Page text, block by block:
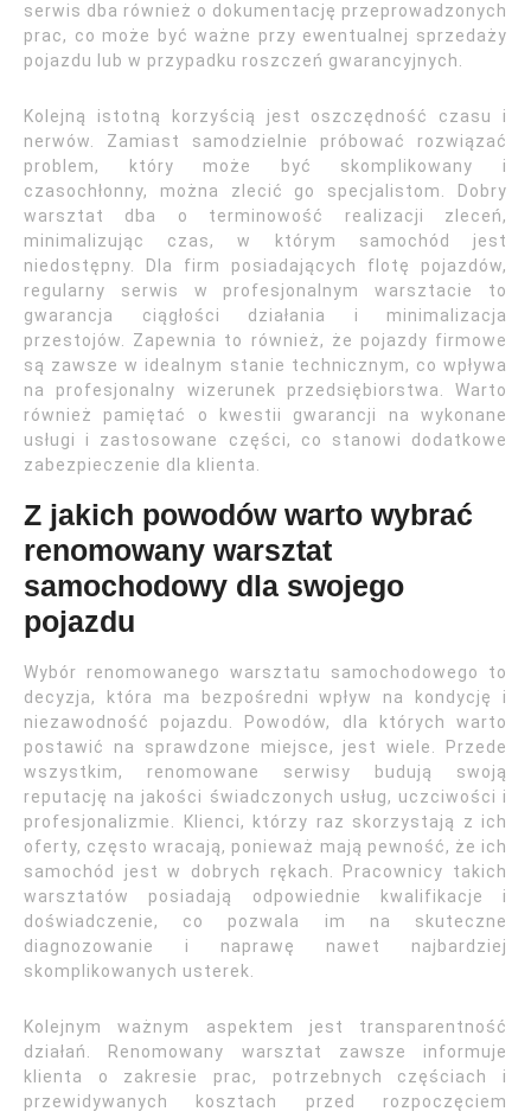
serwis dba również o dokumentację przeprowadzonych
prac, co może być ważne przy ewentualnej sprzedaży
pojazdu lub w przypadku roszczeń gwarancyjnych.
Kolejną istotną korzyścią jest oszczędność czasu i
nerwów. Zamiast samodzielnie próbować rozwiązać
problem, który może być skomplikowany i
czasochłonny, można zlecić go specjalistom. Dobry
warsztat dba o terminowość realizacji zleceń,
minimalizując czas, w którym samochód jest
niedostępny. Dla firm posiadających flotę pojazdów,
regularny serwis w profesjonalnym warsztacie to
gwarancja ciągłości działania i minimalizacja
przestojów. Zapewnia to również, że pojazdy firmowe
są zawsze w idealnym stanie technicznym, co wpływa
na profesjonalny wizerunek przedsiębiorstwa. Warto
również pamiętać o kwestii gwarancji na wykonane
usługi i zastosowane części, co stanowi dodatkowe
zabezpieczenie dla klienta.
Z jakich powodów warto wybrać
renomowany warsztat
samochodowy dla swojego
pojazdu
Wybór renomowanego warsztatu samochodowego to
decyzja, która ma bezpośredni wpływ na kondycję i
niezawodność pojazdu. Powodów, dla których warto
postawić na sprawdzone miejsce, jest wiele. Przede
wszystkim, renomowane serwisy budują swoją
reputację na jakości świadczonych usług, uczciwości i
profesjonalizmie. Klienci, którzy raz skorzystają z ich
oferty, często wracają, ponieważ mają pewność, że ich
samochód jest w dobrych rękach. Pracownicy takich
warsztatów posiadają odpowiednie kwalifikacje i
doświadczenie, co pozwala im na skuteczne
diagnozowanie i naprawę nawet najbardziej
skomplikowanych usterek.
Kolejnym ważnym aspektem jest transparentność
działań. Renomowany warsztat zawsze informuje
klienta o zakresie prac, potrzebnych częściach i
przewidywanych kosztach przed rozpoczęciem